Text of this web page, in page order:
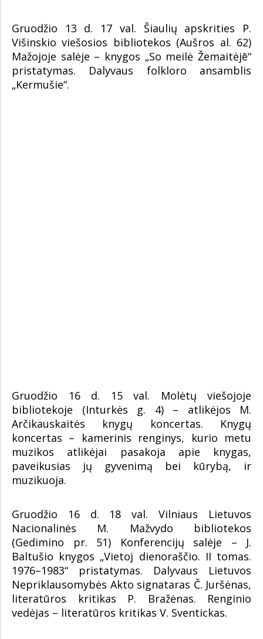
Gruodžio 13 d. 17 val. Šiaulių apskrities P.
Višinskio viešosios bibliotekos (Aušros al. 62)
Mažojoje salėje – knygos „So meilė Žemaitėjē“
pristatymas. Dalyvaus folkloro ansamblis
„Kermušie“.
Gruodžio 16 d. 15 val. Molėtų viešojoje
bibliotekoje (Inturkės g. 4) – atlikėjos M.
Arčikauskaitės knygų koncertas. Knygų
koncertas – kamerinis renginys, kurio metu
muzikos atlikėjai pasakoja apie knygas,
paveikusias jų gyvenimą bei kūrybą, ir
muzikuoja.
Gruodžio 16 d. 18 val. Vilniaus Lietuvos
Nacionalinės M. Mažvydo bibliotekos
(Gedimino pr. 51) Konferencijų salėje – J.
Baltušio knygos „Vietoj dienoraščio. II tomas.
1976–1983“ pristatymas. Dalyvaus Lietuvos
Nepriklausomybės Akto signataras Č. Juršėnas,
literatūros kritikas P. Bražėnas. Renginio
vedėjas – literatūros kritikas V. Sventickas.